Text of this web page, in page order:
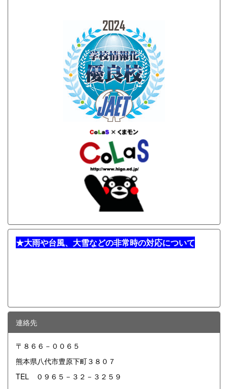
★大雨や台風、大雪などの非常時の対応について
連絡先
〒８６６－００６５
熊本県八代市豊原下町３８０７
TEL ０９６５－３２－３２５９